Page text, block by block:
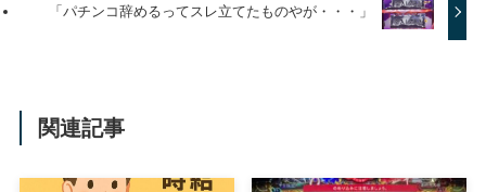
「パチンコ辞めるってスレ立てたものやが・・・」
関連記事